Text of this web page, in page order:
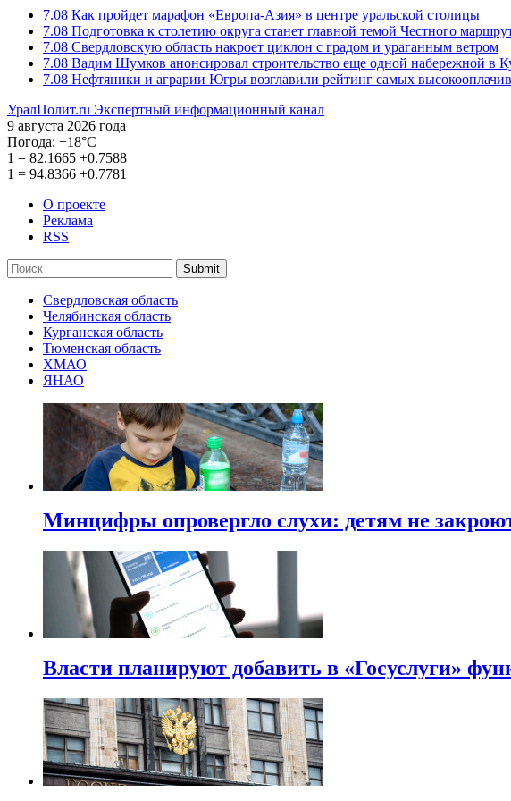
7.08 Как пройдет марафон «Европа-Азия» в центре уральской столицы
7.08 Подготовка к столетию округа станет главной темой Честного
7.08 Свердловскую область накроет циклон с градом и ураганным ветром
7.08 Вадим Шумков анонсировал строительство еще одной набережной в
7.08 Нефтяники и аграрии Югры возглавили рейтинг самых
УралПолит.ru Экспертный информационный канал
9 августа 2026 года
Погода: +18°С
1 = 82.1665 +0.7588
1 = 94.8366 +0.7781
О проекте
Реклама
RSS
Submit
Свердловская область
Челябинская область
Курганская область
Тюменская область
ХМАО
ЯНАО
Минцифры опровергло слухи: детям не
Власти планируют добавить в «Госуслуги»